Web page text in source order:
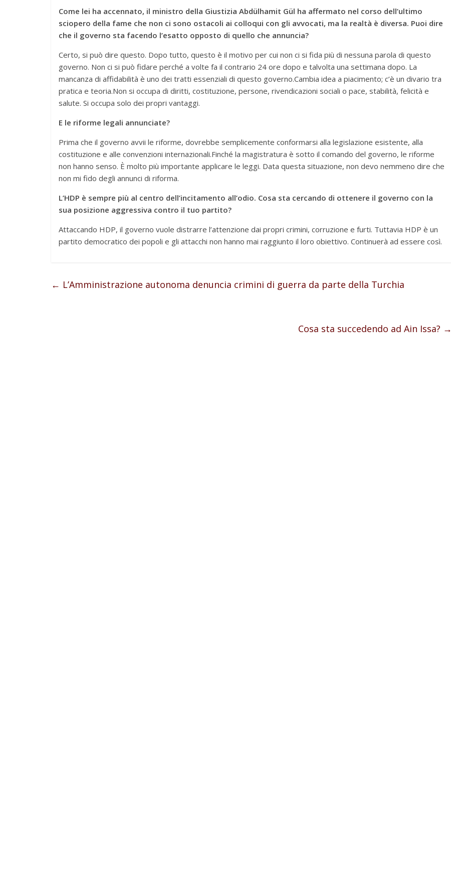
Come lei ha accennato, il ministro della Giustizia Abdülhamit Gül ha affermato nel corso dell’ultimo
sciopero della fame che non ci sono ostacoli ai colloqui con gli avvocati, ma la realtà è diversa. Puoi dire
che il governo sta facendo l’esatto opposto di quello che annuncia?
Certo, si può dire questo. Dopo tutto, questo è il motivo per cui non ci si fida più di nessuna parola di questo
governo. Non ci si può fidare perché a volte fa il contrario 24 ore dopo e talvolta una settimana dopo. La
mancanza di affidabilità è uno dei tratti essenziali di questo governo.Cambia idea a piacimento; c’è un divario tra
pratica e teoria.Non si occupa di diritti, costituzione, persone, rivendicazioni sociali o pace, stabilità, felicità e
salute. Si occupa solo dei propri vantaggi.
E le riforme legali annunciate?
Prima che il governo avvii le riforme, dovrebbe semplicemente conformarsi alla legislazione esistente, alla
costituzione e alle convenzioni internazionali.Finché la magistratura è sotto il comando del governo, le riforme
non hanno senso. È molto più importante applicare le leggi. Data questa situazione, non devo nemmeno dire che
non mi fido degli annunci di riforma.
L’HDP è sempre più al centro dell’incitamento all’odio. Cosa sta cercando di ottenere il governo con la
sua posizione aggressiva contro il tuo partito?
Attaccando HDP, il governo vuole distrarre l’attenzione dai propri crimini, corruzione e furti. Tuttavia HDP è un
partito democratico dei popoli e gli attacchi non hanno mai raggiunto il loro obiettivo. Continuerà ad essere così.
← L’Amministrazione autonoma denuncia crimini di guerra da parte della Turchia
Cosa sta succedendo ad Ain Issa? →